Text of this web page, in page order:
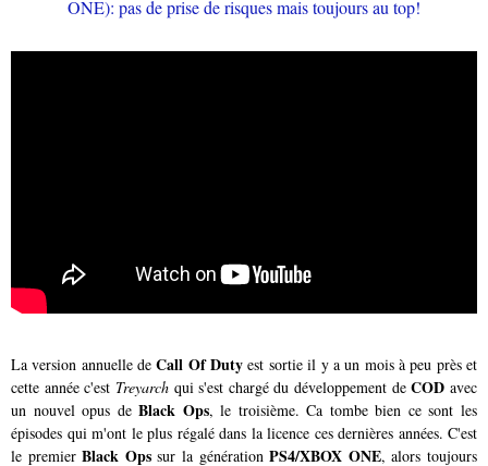
La version annuelle de Call Of Duty est sortie il y a un mois à peu près et
cette année c'est Treyarchqui s'est chargé du développement deCOD avec
un nouvel opus deBlack Ops, le troisième. Ca tombe bien ce sont les
épisodes qui m'ont le plus régalé dans la licence ces dernières années. C'est
le premierBlack Opssur la générationPS4/XBOX ONE, alors toujours